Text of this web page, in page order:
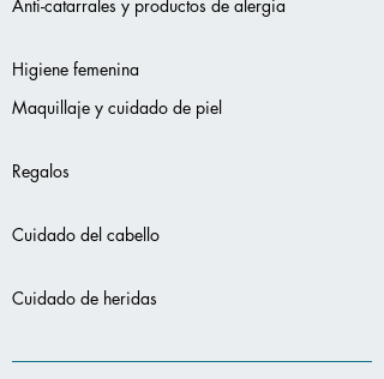
Anti-catarrales y productos de alergia
Higiene femenina
Maquillaje y cuidado de piel
Regalos
Cuidado del cabello
Cuidado de heridas